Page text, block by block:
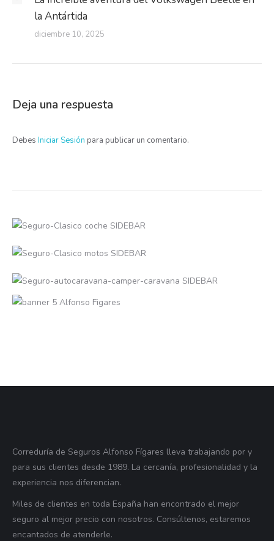
la Antártida
diciembre 10, 2025
Deja una respuesta
Debes Iniciar Sesión para publicar un comentario.
Correduría de Seguros Alfonso Fígares lleva trabajando por y
para sus clientes desde 1989. La cercanía, profesionalidad y la
experiencia nos diferencian.
Miles de clientes en toda España han encontrado el mejor
seguro al mejor precio con nosotros. Consúltenos, estaremos
encantados de atenderle.